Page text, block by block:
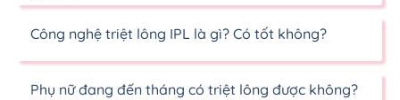
Công nghệ triệt lông IPL là gì? Có tốt không?
Phụ nữ đang đến tháng có triệt lông được không?